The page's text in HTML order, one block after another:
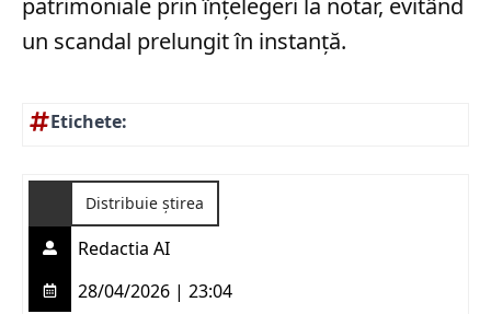
patrimoniale prin înțelegeri la notar, evitând
un scandal prelungit în instanță.
Etichete:
Distribuie știrea
Redactia AI
28/04/2026 | 23:04